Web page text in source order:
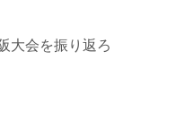
大会を振り返ろ